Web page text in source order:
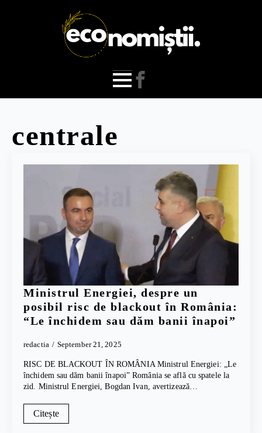
centrale
Ministrul Energiei, despre un
posibil risc de blackout în România:
“Le închidem sau dăm banii înapoi”
redactia September 21, 2025
RISC DE BLACKOUT ÎN ROMÂNIA Ministrul Energiei: „Le
închidem sau dăm banii înapoi” România se află cu spatele la
zid. Ministrul Energiei, Bogdan Ivan, avertizează…
Citește